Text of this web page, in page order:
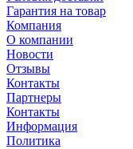
Гарантия на товар
Компания
О компании
Новости
Отзывы
Контакты
Партнеры
Контакты
Информация
Политика